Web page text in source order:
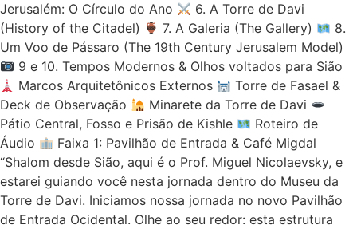
Jerusalém: O Círculo do Ano
6. A Torre de Davi
(History of the Citadel)
7. A Galeria (The Gallery)
8.
Um Voo de Pássaro (The 19th Century Jerusalem Model)
9 e 10. Tempos Modernos & Olhos voltados para Sião
Marcos Arquitetônicos Externos
Torre de Fasael &
Deck de Observação
Minarete da Torre de Davi
Pátio Central, Fosso e Prisão de Kishle
Roteiro de
Áudio
Faixa 1: Pavilhão de Entrada & Café Migdal
“Shalom desde Sião, aqui é o Prof. Miguel Nicolaevsky, e
estarei guiando você nesta jornada dentro do Museu da
Torre de Davi. Iniciamos nossa jornada no novo Pavilhão
de Entrada Ocidental. Olhe ao seu redor: esta estrutura